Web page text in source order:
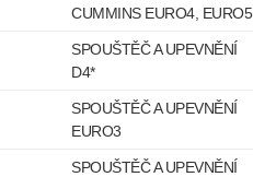
CUMMINS EURO4, EURO5
SPOUŠTĚČ A UPEVNĚNÍ
D4*
SPOUŠTĚČ A UPEVNĚNÍ
EURO3
SPOUŠTĚČ A UPEVNĚNÍ